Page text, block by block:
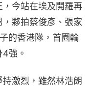
今站在埃及開羅再
夥拍蔡俊彥、張家
的香港隊，首圈輪
強。
激烈，雖然林浩朗